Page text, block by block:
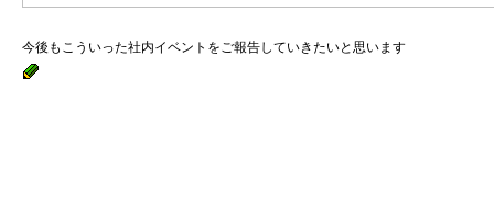
今後もこういった社内イベントをご報告していきたいと思います